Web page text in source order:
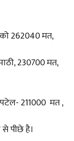
262040 मत,
230700 मत,
211000 मत ,
पीछे है।